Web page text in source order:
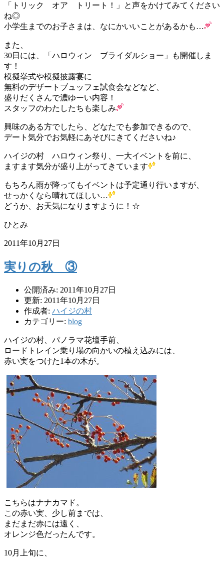
「トリック オア トリート！」と声をかけてみてください
ね◎
小学生までのお子さまは、なにかいいことがあるかも…
また、
30日には、「ハロウィン ブライダルショー」も開催しま
す！
模擬挙式や模擬披露宴に
無料のデザートブュッフェ試食会などなど、
盛りだくさんで濃ゆーい内容！
スタッフのわたしたちも楽しみ
興味のある方でしたら、どなたでも参加できるので、
デート気分でお気軽にあそびにきてくださいね♪
ハイジの村 ハロウィン祭り、一大イベントを前に、
ますます気分が盛り上がってきています
もちろん雨が降ってもイベントは予定通り行いますが、
せっかくなら晴れてほしい…
どうか、お天気になりますように！☆
ひとみ
2011年10月27日
実りの秋 ③
公開済み: 2011年10月27日
更新: 2011年10月27日
作成者: ハイジの村
カテゴリー: blog
ハイジの村、パノラマ花壇手前、
ロードトレイン乗り場の向かいの植え込みには、
赤い実をつけた1本の木が。
こちらはナナカマド。
この赤い実、少し前までは、
まだまだ赤には遠く、
オレンジ色だったんです。
10月上旬に、